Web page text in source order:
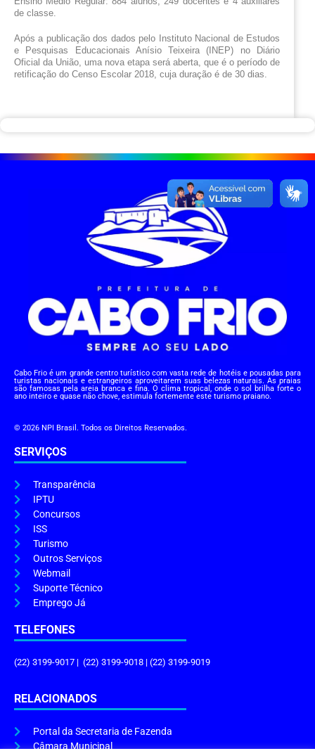
de classe.
Após a publicação dos dados pelo Instituto Nacional de Estudos
e Pesquisas Educacionais Anísio Teixeira (INEP) no Diário
Oficial da União, uma nova etapa será aberta, que é o período de
retificação do Censo Escolar 2018, cuja duração é de 30 dias.
Cabo Frio é um grande centro turístico com vasta rede de hotéis e pousadas para
turistas nacionais e estrangeiros aproveitarem suas belezas naturais. As praias
são famosas pela areia branca e fina. O clima tropical, onde o sol brilha forte o
ano inteiro e quase não chove, estimula fortemente este turismo praiano.
© 2026 NPI Brasil. Todos os Direitos Reservados.
SERVIÇOS
Transparência
IPTU
Concursos
ISS
Turismo
Outros Serviços
Webmail
Suporte Técnico
Emprego Já
TELEFONES
(22) 3199-9017 | (22) 3199-9018 | (22) 3199-9019
RELACIONADOS
Portal da Secretaria de Fazenda
Câmara Municipal